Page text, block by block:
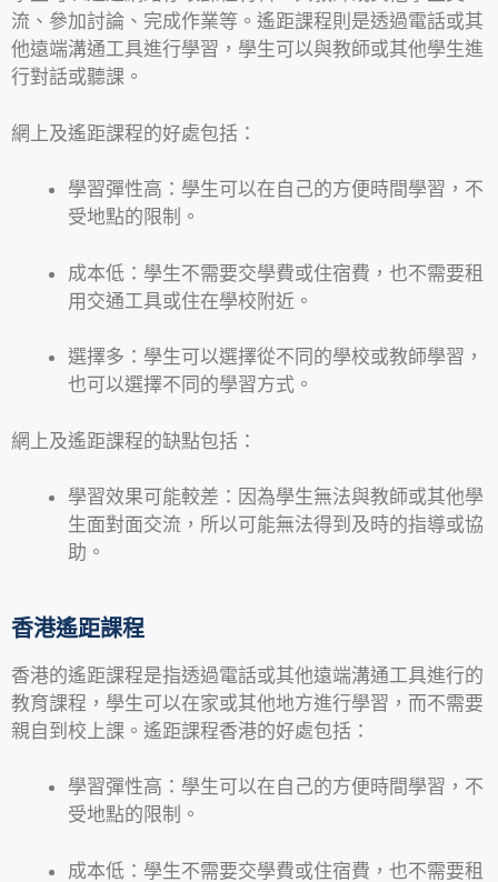
流、參加討論、完成作業等。遙距課程則是透過電話或其
他遠端溝通工具進行學習，學生可以與教師或其他學生進
行對話或聽課。
網上及遙距課程的好處包括：
學習彈性高：學生可以在自己的方便時間學習，不
受地點的限制。
成本低：學生不需要交學費或住宿費，也不需要租
用交通工具或住在學校附近。
選擇多：學生可以選擇從不同的學校或教師學習，
也可以選擇不同的學習方式。
網上及遙距課程的缺點包括：
學習效果可能較差：因為學生無法與教師或其他學
生面對面交流，所以可能無法得到及時的指導或協
助。
香港遙距課程
香港的遙距課程是指透過電話或其他遠端溝通工具進行的
教育課程，學生可以在家或其他地方進行學習，而不需要
親自到校上課。遙距課程香港的好處包括：
學習彈性高：學生可以在自己的方便時間學習，不
受地點的限制。
成本低：學生不需要交學費或住宿費，也不需要租